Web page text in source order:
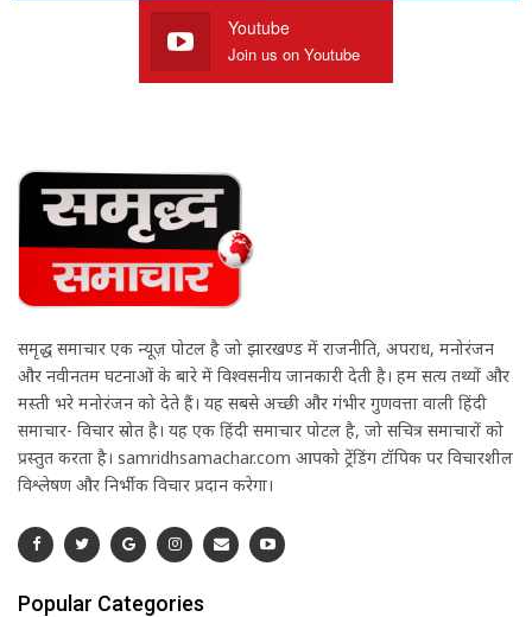
Youtube
Join us on Youtube
समृद्ध समाचार एक न्यूज़ पोर्टल है जो झारखण्ड में राजनीति, अपराध, मनोरंजन
और नवीनतम घटनाओं के बारे में विश्वसनीय जानकारी देती है। हम सत्य तथ्यों और
मस्ती भरे मनोरंजन को देते हैं। यह सबसे अच्छी और गंभीर गुणवत्ता वाली हिंदी
समाचार- विचार स्रोत है। यह एक हिंदी समाचार पोर्टल है, जो सचित्र समाचारों को
प्रस्तुत करता है। samridhsamachar.com आपको ट्रेंडिंग टॉपिक पर विचारशील
विश्लेषण और निर्भीक विचार प्रदान करेगा।
Popular Categories